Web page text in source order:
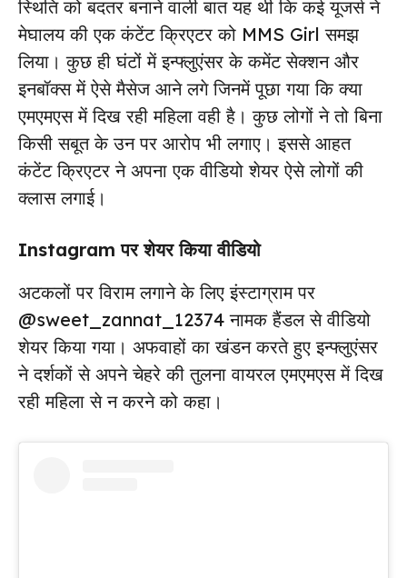
स्थिति को बदतर बनाने वाली बात यह थी कि कई यूजर्स ने
मेघालय की एक कंटेंट क्रिएटर को MMS Girl समझ
लिया। कुछ ही घंटों में इन्फ्लुएंसर के कमेंट सेक्शन और
इनबॉक्स में ऐसे मैसेज आने लगे जिनमें पूछा गया कि क्या
एमएमएस में दिख रही महिला वही है। कुछ लोगों ने तो बिना
किसी सबूत के उन पर आरोप भी लगाए। इससे आहत
कंटेंट क्रिएटर ने अपना एक वीडियो शेयर ऐसे लोगों की
क्लास लगाई।
Instagram पर शेयर किया वीडियो
अटकलों पर विराम लगाने के लिए इंस्टाग्राम पर
@sweet_zannat_12374 नामक हैंडल से वीडियो
शेयर किया गया। अफवाहों का खंडन करते हुए इन्फ्लुएंसर
ने दर्शकों से अपने चेहरे की तुलना वायरल एमएमएस में दिख
रही महिला से न करने को कहा।